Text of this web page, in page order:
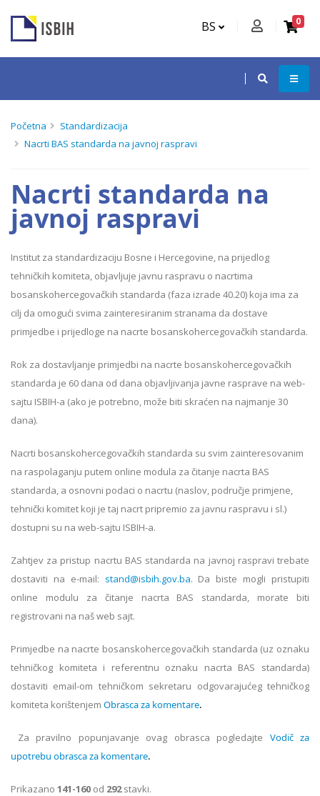
BS 0
Početna
Standardizacija
Nacrti BAS standarda na javnoj raspravi
Nacrti standarda na
javnoj raspravi
Institut za standardizaciju Bosnе i Hercegovinе, na prijedlog
tehničkih komiteta, objavljuje javnu raspravu o nacrtima
bosanskohercegovačkih standarda (faza izrade 40.20) koja ima za
cilj da omogući svima zainteresiranim stranama da dostave
primjedbe i prijedloge na nacrte bosanskohercegovačkih standarda.
Rok za dostavljanje primjedbi na nacrte bosanskohercegovačkih
standarda je 60 dana od dana objavljivanja javne rasprave na web-
sajtu ISBIH-a (ako je potrebno, može biti skraćen na najmanje 30
dana).
Nacrti bosanskohercegovačkih standarda su svim zainteresovanim
na raspolaganju putem online modula za čitanje nacrta BAS
standarda, a osnovni podaci o nacrtu (naslov, područje primjene,
tehnički komitet koji je taj nacrt pripremio za javnu raspravu i sl.)
dostupni su na web-sajtu ISBIH-a.
Zahtjev za pristup nacrtu BAS standarda na javnoj raspravi trebate
dostaviti na e-mail: stand@isbih.gov.ba. Da biste mogli pristupiti
online modulu za čitanje nacrta BAS standarda, morate biti
registrovani na naš web sajt.
Primjedbe na nacrte bosanskohercegovačkih standarda (uz oznaku
tehničkog komiteta i referentnu oznaku nacrta BAS standarda)
dostaviti email-om tehničkom sekretaru odgovarajućeg tehničkog
komiteta korištenjem Obrasca za komentare.
Za pravilno popunjavanje ovag obrasca pogledajte
Vodič za
upotrebu obrasca za komentare.
Prikazano 141-160 od 292stavki.